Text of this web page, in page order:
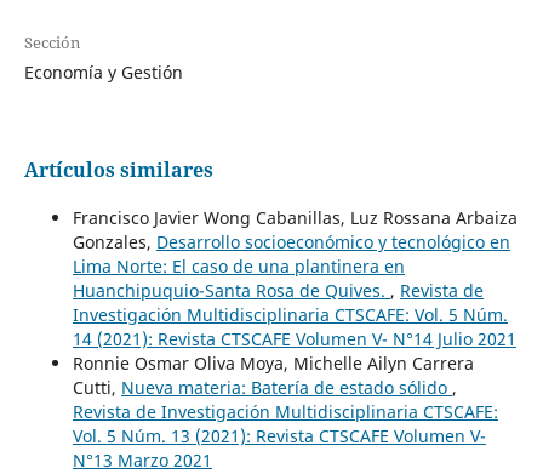
Sección
Economía y Gestión
Artículos similares
Francisco Javier Wong Cabanillas, Luz Rossana Arbaiza
Gonzales, Desarrollo socioeconómico y tecnológico en
Lima Norte: El caso de una plantinera en
Huanchipuquio-Santa Rosa de Quives. , Revista de
Investigación Multidisciplinaria CTSCAFE: Vol. 5 Núm.
14 (2021): Revista CTSCAFE Volumen V- N°14 Julio 2021
Ronnie Osmar Oliva Moya, Michelle Ailyn Carrera
Cutti, Nueva materia: Batería de estado sólido ,
Revista de Investigación Multidisciplinaria CTSCAFE:
Vol. 5 Núm. 13 (2021): Revista CTSCAFE Volumen V-
N°13 Marzo 2021